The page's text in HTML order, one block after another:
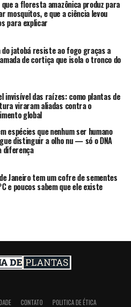
que a floresta amazônica produz para
mosquitos, e que a ciência levou
para explicar
do jatobá resiste ao fogo graças a
de cortiça que isola o tronco do
invisível das raízes: como plantas de
viraram aliadas contra o
global
espécies que nenhum ser humano
distinguir a olho nu — só o DNA
diferença
Janeiro tem um cofre de sementes
e poucos sabem que ele existe
CONTATO POLITICA DE ÉTICA